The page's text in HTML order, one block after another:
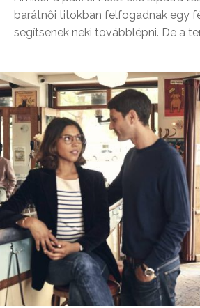
barátnői titokban felfogadnak egy
segítsenek neki továbblépni. De a